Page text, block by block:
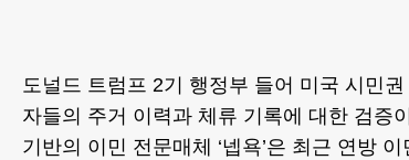
도널드 트럼프 2기 행정부 들어 미국 시민
자들의 주거 이력과 체류 기록에 대한 검증
기반의 이민 전문매체 ‘넵욕’은 최근 연방